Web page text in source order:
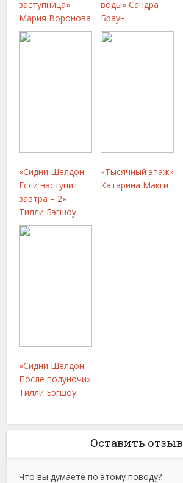
заступница»
Мария Воронова
воды» Сандра
Браун
«Сидни Шелдон.
Если наступит
завтра – 2»
Тилли Бэгшоу
«Тысячный этаж»
Катарина Макги
«Сидни Шелдон.
После полуночи»
Тилли Бэгшоу
Оставить отзыв
Что вы думаете по этому поводу?